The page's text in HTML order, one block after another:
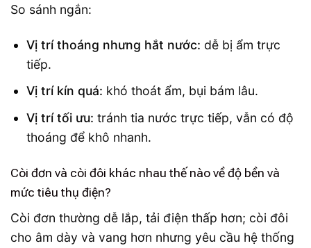
So sánh ngắn:
Vị trí thoáng nhưng hắt nước: dễ bị ẩm trực
tiếp.
Vị trí kín quá: khó thoát ẩm, bụi bám lâu.
Vị trí tối ưu: tránh tia nước trực tiếp, vẫn có độ
thoáng để khô nhanh.
Còi đơn và còi đôi khác nhau thế nào về độ bền và
mức tiêu thụ điện?
Còi đơn thường dễ lắp, tải điện thấp hơn; còi đôi
cho âm dày và vang hơn nhưng yêu cầu hệ thống